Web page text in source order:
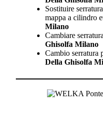
Sostituire
mappa a cilindro
Milano
Cambiare
Ghisolfa Milano
Cambio serratura
Della Ghisolfa